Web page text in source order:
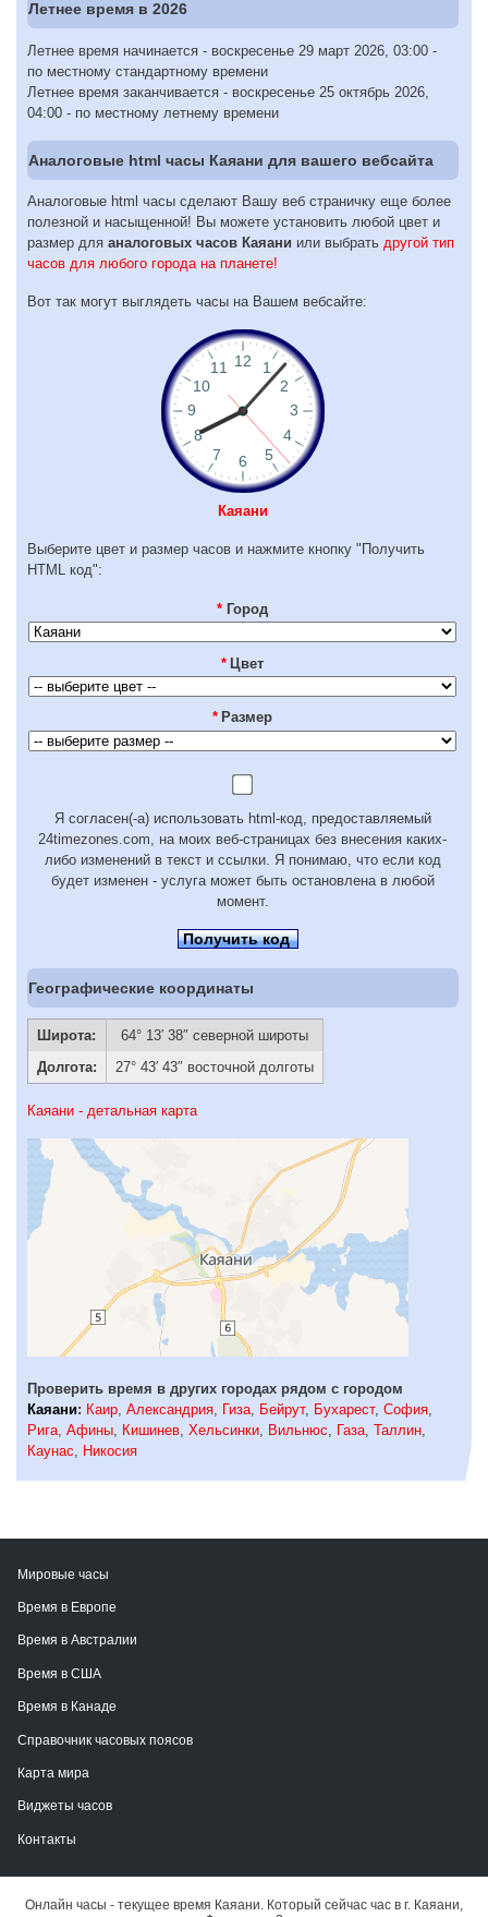
Летнее время в 2026
Летнее время начинается - воскресенье 29 март 2026, 03:00 -
по местному стандартному времени
Летнее время заканчивается - воскресенье 25 октябрь 2026,
04:00 - по местному летнему времени
Аналоговые html часы Каяани для вашего вебсайта
Аналоговые html часы сделают Вашу веб страничку еще более
полезной и насыщенной! Вы можете установить любой цвет и
размер для аналоговых часов Каяани или выбрать другой тип
часов для любого города на планете!
Вот так могут выглядеть часы на Вашем вебсайте:
Каяани
Выберите цвет и размер часов и нажмите кнопку "Получить
HTML код":
* Город
* Цвет
* Размер
Я согласен(-а) использовать html-код, предоставляемый
24timezones.com, на моих веб-страницах без внесения каких-
либо изменений в текст и ссылки. Я понимаю, что если код
будет изменен - услуга может быть остановлена в любой
момент.
Получить код
Географические координаты
Широта:
64° 13′ 38″ северной широты
Долгота:
27° 43′ 43″ восточной долготы
Каяани - детальная карта
Проверить время в других городах рядом с городом
Каяани: Каир, Александрия, Гиза, Бейрут, Бухарест, София,
Рига, Афины, Кишинев, Хельсинки, Вильнюс, Газа, Таллин,
Каунас, Никосия
Мировые часы
Время в Европе
Время в Австралии
Время в США
Время в Канаде
Справочник часовых поясов
Карта мира
Виджеты часов
Контакты
Онлайн часы - текущее время Каяани. Который сейчас час в г. Каяани,